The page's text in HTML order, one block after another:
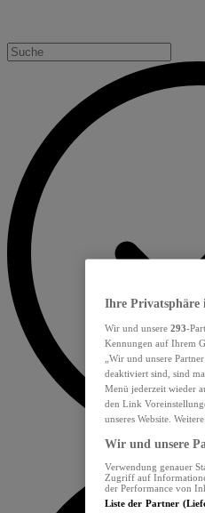
Ihre Privatsphäre
Wir und unsere 293-
Kennungen auf Ihrem
„Wir und unsere
deaktiviert sind, sind
Menü jederzeit wieder
den Link
unseres Website.
Wir und unsere
Verwendung genauer
Zugriff auf
der Performance von
Liste der Partner